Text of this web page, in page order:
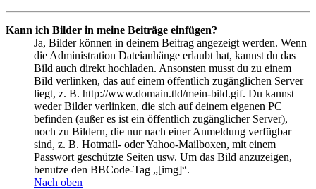
Kann ich Bilder in meine Beiträge einfügen?
Ja, Bilder können in deinem Beitrag angezeigt werden. Wenn
die Administration Dateianhänge erlaubt hat, kannst du das
Bild auch direkt hochladen. Ansonsten musst du zu einem
Bild verlinken, das auf einem öffentlich zugänglichen Server
liegt, z. B. http://www.domain.tld/mein-bild.gif. Du kannst
weder Bilder verlinken, die sich auf deinem eigenen PC
befinden (außer es ist ein öffentlich zugänglicher Server),
noch zu Bildern, die nur nach einer Anmeldung verfügbar
sind, z. B. Hotmail- oder Yahoo-Mailboxen, mit einem
Passwort geschützte Seiten usw. Um das Bild anzuzeigen,
benutze den BBCode-Tag „[img]“.
Nach oben